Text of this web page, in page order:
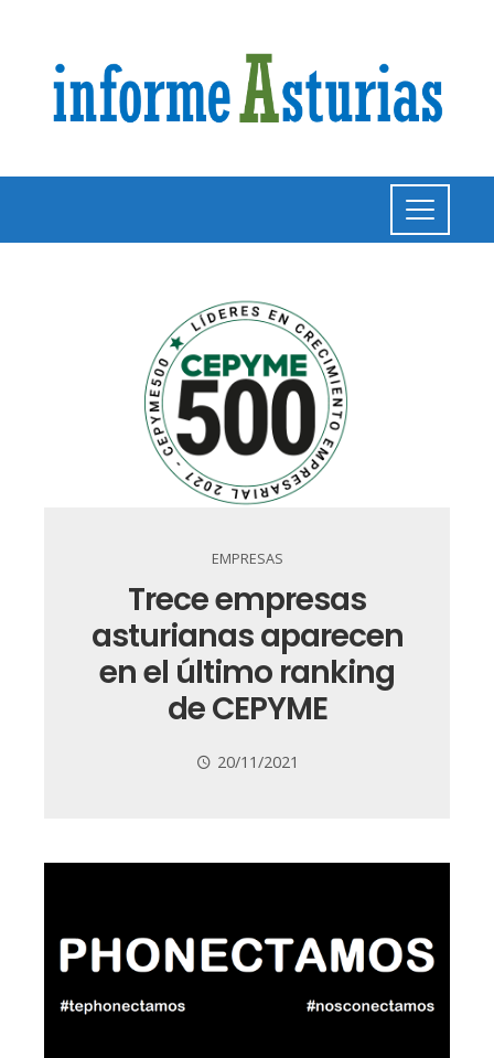
EMPRESAS
Trece empresas
asturianas aparecen
en el último ranking
de CEPYME
20/11/2021